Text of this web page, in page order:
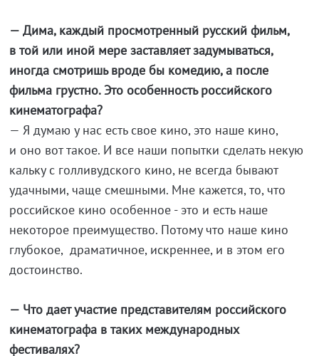
— Дима, каждый просмотренный русский фильм,
в той или иной мере заставляет задумываться,
иногда смотришь вроде бы комедию, а после
фильма грустно. Это особенность российского
кинематографа?
— Я думаю у нас есть свое кино, это наше кино,
и оно вот такое. И все наши попытки сделать некую
кальку с голливудского кино, не всегда бывают
удачными, чаще смешными. Мне кажется, то, что
российское кино особенное - это и есть наше
некоторое преимущество. Потому что наше кино
глубокое, драматичное, искреннее, и в этом его
достоинство.
— Что дает участие представителям российского
кинематографа в таких международных
фестивалях?